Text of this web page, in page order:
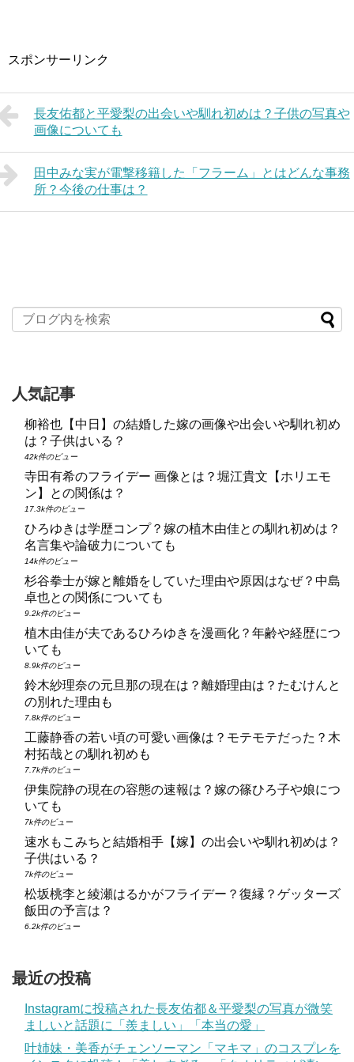
スポンサーリンク
長友佑都と平愛梨の出会いや馴れ初めは？子供の写真や
画像についても
田中みな実が電撃移籍した「フラーム」とはどんな事務
所？今後の仕事は？
人気記事
柳裕也【中日】の結婚した嫁の画像や出会いや馴れ初め
は？子供はいる？
42k件のビュー
寺田有希のフライデー 画像とは？堀江貴文【ホリエモ
ン】との関係は？
17.3k件のビュー
ひろゆきは学歴コンプ？嫁の植木由佳との馴れ初めは？
名言集や論破力についても
14k件のビュー
杉谷拳士が嫁と離婚をしていた理由や原因はなぜ？中島
卓也との関係についても
9.2k件のビュー
植木由佳が夫であるひろゆきを漫画化？年齢や経歴につ
いても
8.9k件のビュー
鈴木紗理奈の元旦那の現在は？離婚理由は？たむけんと
の別れた理由も
7.8k件のビュー
工藤静香の若い頃の可愛い画像は？モテモテだった？木
村拓哉との馴れ初めも
7.7k件のビュー
伊集院静の現在の容態の速報は？嫁の篠ひろ子や娘につ
いても
7k件のビュー
速水もこみちと結婚相手【嫁】の出会いや馴れ初めは？
子供はいる？
7k件のビュー
松坂桃李と綾瀬はるかがフライデー？復縁？ゲッターズ
飯田の予言は？
6.2k件のビュー
最近の投稿
Instagramに投稿された長友佑都＆平愛梨の写真が微笑
ましいと話題に「羨ましい」「本当の愛」
叶姉妹・美香がチェンソーマン「マキマ」のコスプレを